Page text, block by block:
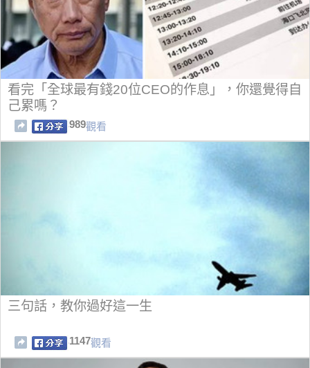
看完「全球最有錢20位CEO的作息」，你還覺得自
己累嗎？
989觀看
三句話，教你過好這一生
1147觀看